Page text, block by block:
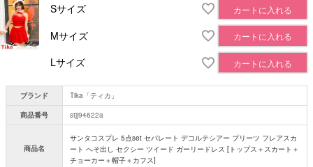
Sサイズ
カートに入れる
Mサイズ カートに入れる
Lサイズ カートに入れる
ブランド
Tika「ティカ」
商品番号
stjj94622a
商品名
サンタコスプレ 5点set セパレート デコルテシアー プリーツ フレアスカ
ート へそ出し セクシー ツイード ガーリードレス [トップス＋スカート＋
チョーカー＋帽子＋カフス]